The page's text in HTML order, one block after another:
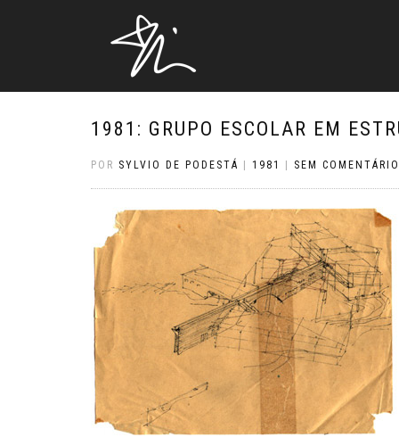
1981: GRUPO ESCOLAR EM
POR SYLVIO DE PODESTÁ 1981 SEM